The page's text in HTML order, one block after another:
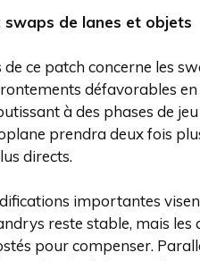
swaps de lanes et objets
ce patch concerne les
défavorables
à des phases de
prendra deux fois
directs.
importantes
reste stable, mais
pour compenser.